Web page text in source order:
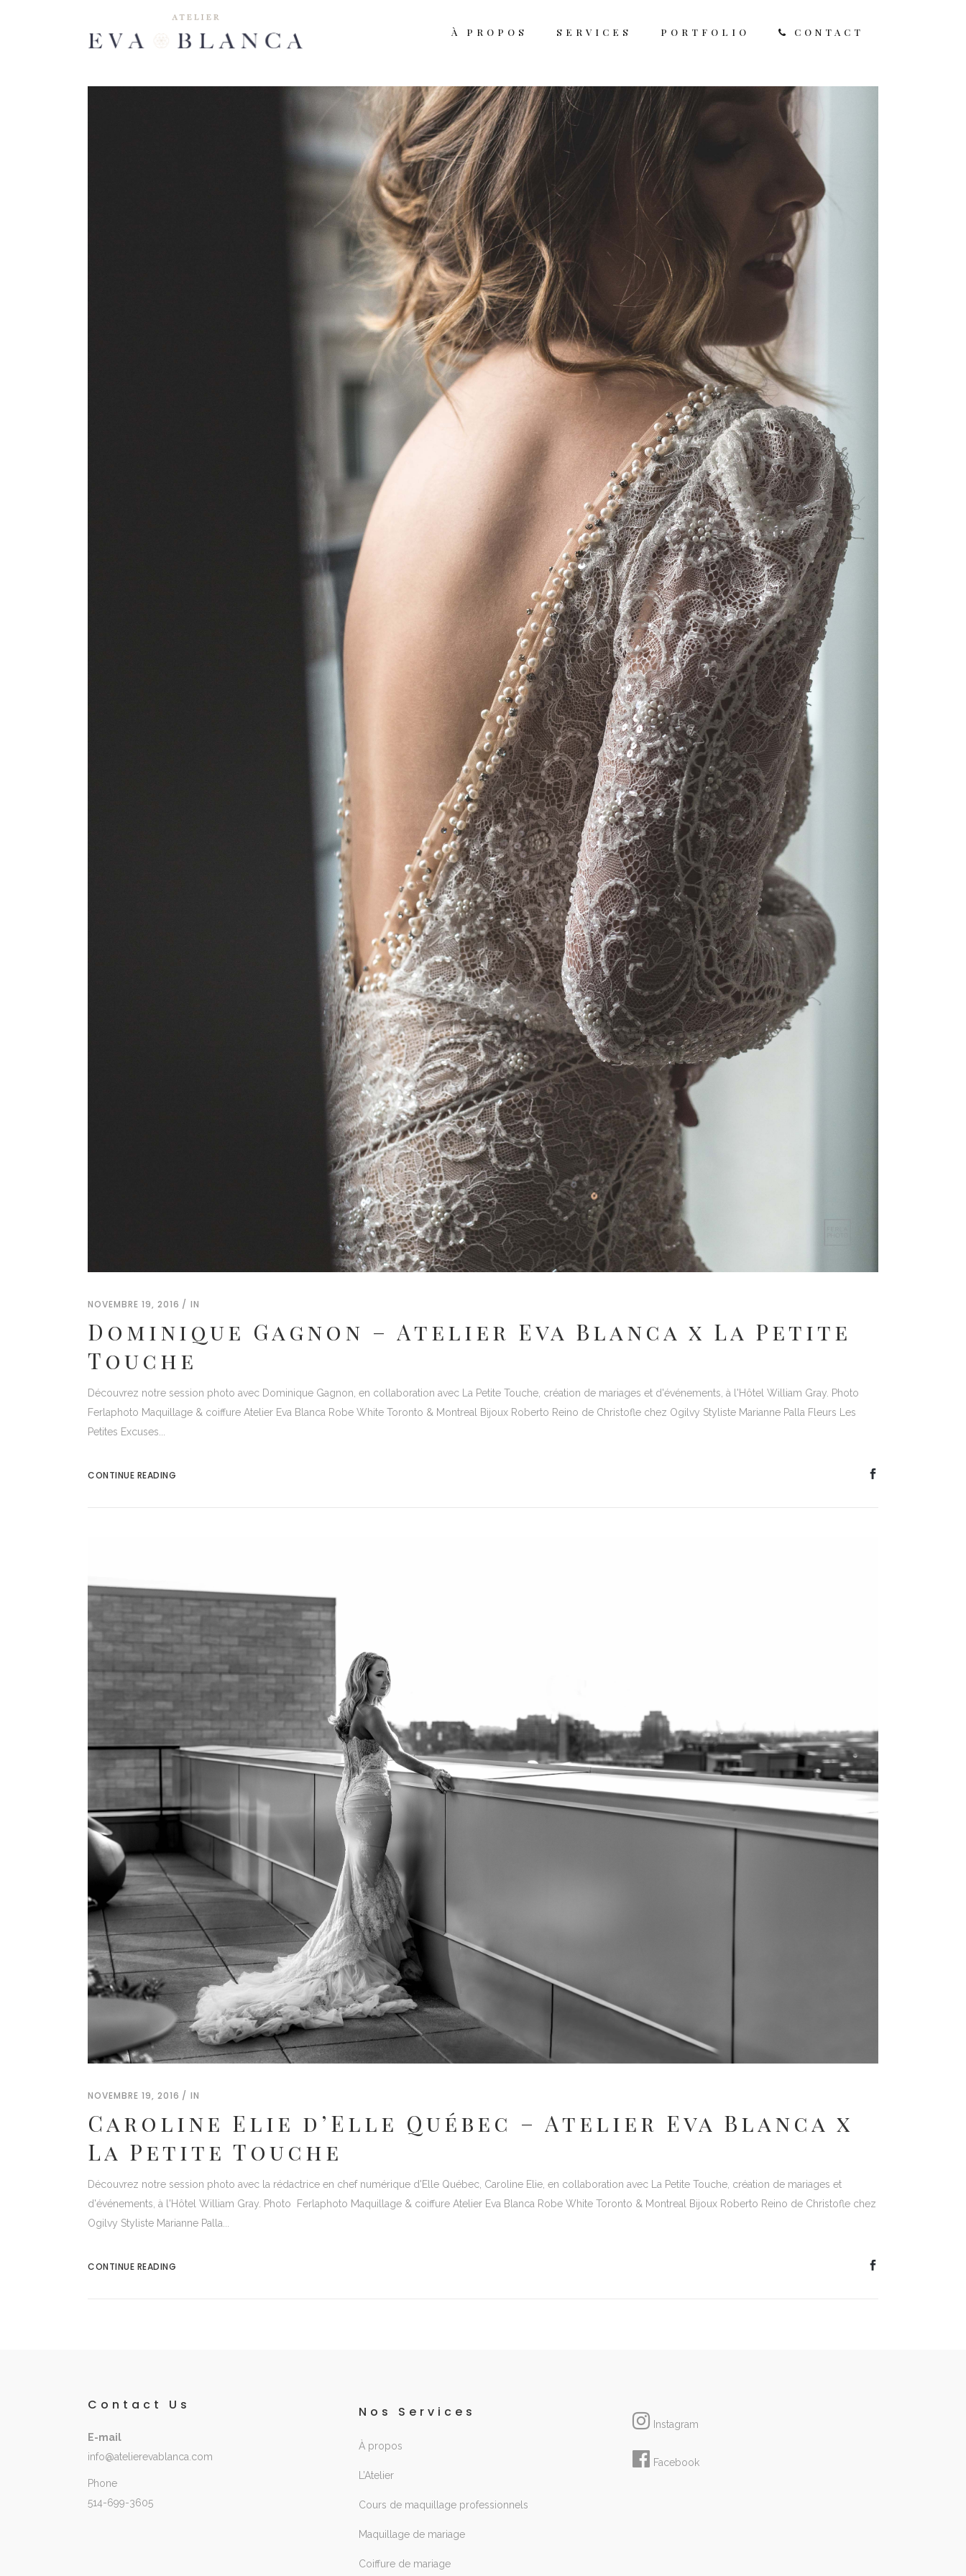
À PROPOS SERVICES PORTFOLIO CONTACT
Maquillage de mariage
NOVEMBRE 19, 2016 IN
Dominique Gagnon – Atelier Eva Blanca x La Petite
Touche
Découvrez notre session photo avec Dominique Gagnon, en collaboration avec La Petite Touche, création de mariages et d'événements, à l'Hôtel William Gray. Photo
Ferlaphoto Maquillage & coiffure Atelier Eva Blanca Robe White Toronto & Montreal Bijoux Roberto Reino de Christofle chez Ogilvy Styliste Marianne Palla Fleurs Les
Petites Excuses...
CONTINUE READING
NOVEMBRE 19, 2016 IN
Caroline Elie d’Elle Québec – Atelier Eva Blanca x
La Petite Touche
Découvrez notre session photo avec la rédactrice en chef numérique d'Elle Québec, Caroline Elie, en collaboration avec La Petite Touche, création de mariages et
d'événements, à l'Hôtel William Gray. Photo Ferlaphoto Maquillage & coiffure Atelier Eva Blanca Robe White Toronto & Montreal Bijoux Roberto Reino de Christofle chez
Ogilvy Styliste Marianne Palla...
CONTINUE READING
Contact Us
E-mail
info@atelierevablanca.com
Phone
514-699-3605
Nos Services
À propos
L’Atelier
Cours de maquillage professionnels
Maquillage de mariage
Coiffure de mariage
Instagram
Facebook